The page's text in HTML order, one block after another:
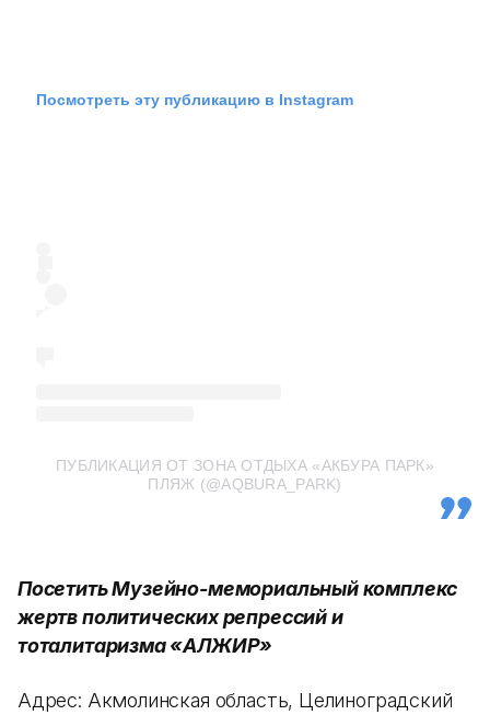
Посмотреть эту публикацию в Instagram
ПУБЛИКАЦИЯ ОТ ЗОНА ОТДЫХА «АКБУРА ПАРК»
ПЛЯЖ (@AQBURA_PARK)
Посетить Музейно-мемориальный комплекс
жертв политических репрессий и
тоталитаризма «АЛЖИР»
Адрес: Акмолинская область, Целиноградский